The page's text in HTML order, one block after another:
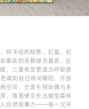
将手绘的棕熊、红狐、松
晕染的苔藓绿为基底，近
，三重视觉营造出呼吸感
调如秋日林间暖阳，开放
空间，也是毛绒玩偶与手
，墙面便生长出微型森林
入自然叙事力——每一次开